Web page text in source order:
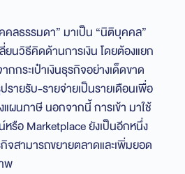
ลธรรมดา” มาเป็น “นิติบุคคล”
ยนวิธีคิดด้านการเงิน โดยต้องแยก
กกระเป๋าเงินธุรกิจอย่างเด็ดขาด
รายรับ-รายจ่ายเป็นรายเดือนเพื่อ
แผนภาษี นอกจากนี้ การเข้า มาใช้
รือ Marketplace ยังเป็นอีกหนึ่ง
สามารถขยายตลาดและเพิ่มยอด
พ